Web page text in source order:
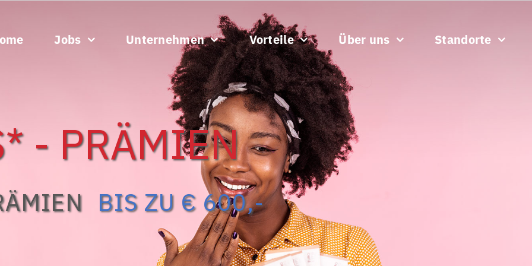
Jobs Unternehmen Vorteile Über uns Standorte
- PRÄMIEN
BIS ZU € 600,-